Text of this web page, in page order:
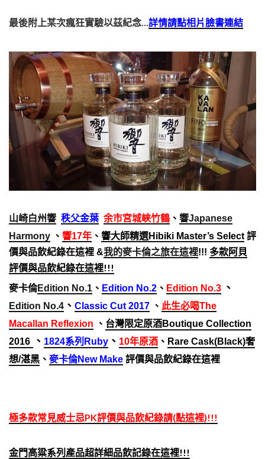
最後附上某次瘋狂實驗以茲紀念…詳情請點相片臉書連結
山崎白州響 秩父金葉 余市宮城峽竹鶴 、 響Japanese
Harmony 、 響17年 、 響大師精選Hibiki Master’s Select 評
價與品飲紀錄在這裡 &我的麥卡倫之旅在這裡!!! 多款阿貝
評價與品飲紀錄在這裡!!!
麥卡倫Edition No.1 、 Edition No.2 、 Edition No.3 、
Edition No.4 、 Classic Cut 2017 、 此生必喝The
Macallan Reflexion 、 台灣限定原酒Boutique Collection
2016
、 1824系列Ruby 、 10年原酒 、 Rare Cask(Black)奢
想/湛黑 、 麥卡倫New Make 評價與品飲紀錄在這裡
極多款常見威士忌PK評價與品飲紀錄請(點這裡)!!!
金門高粱系列產品超詳細品飲記錄在這裡!!!